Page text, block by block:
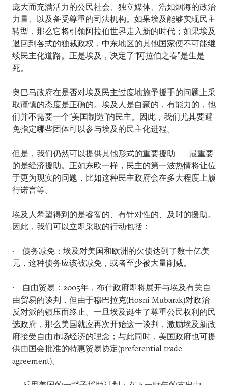
庞大而充满活力的公民社会、独立媒体、浩如烟海的政治
力量、以及备受尊重的司法机构。如果埃及能够实现民主
转型，那么它将引领阿拉伯世界走入新的时代；如果埃及
退回到各式的独裁政权，中东地区的其他国家便不可能继
续民主化道路。正是埃及，决定了“阿拉伯之春”是生是
死。
奥巴马政府在是否对埃及民主过度地施予援手的问题上采
取谨慎的态度是正确的。埃及人是自豪的，有能力的，他
们并不需要一个“美国制造”的民主。因此，我们尤其要避
免指定哪些团体可以参与埃及的民主化进程。
但是，我们仍然可以提供其他形式的重要援助——最重要
的是经济援助。正如东欧一样，民主的第一波热情将让位
于更为现实的问题，比如这种民主政府会在多大程度上履
行诺言等。
埃及人希望得到的是睿智的、有针对性的、及时的援助。
因此，我们可以立即采取的行动包括：
• 债务减免：埃及对美国和欧洲的欠债达到了数十亿美
元，这种债务应该被减免，或者至少被大量削减。
• 自由贸易：2005年，布什政府即将展开与埃及有关自
由贸易的谈判，但由于穆巴拉克(Hosni Mubarak)对政治
反对派的镇压而终止。一旦埃及诞生了尊重公民权利的民
选政府，那么美国就应再次开始这一谈判，激励埃及新政
府接受自由市场经济的理念；与此同时，美国政府也可提
供由国会批准的特惠贸易协定(preferential trade
agreement)。